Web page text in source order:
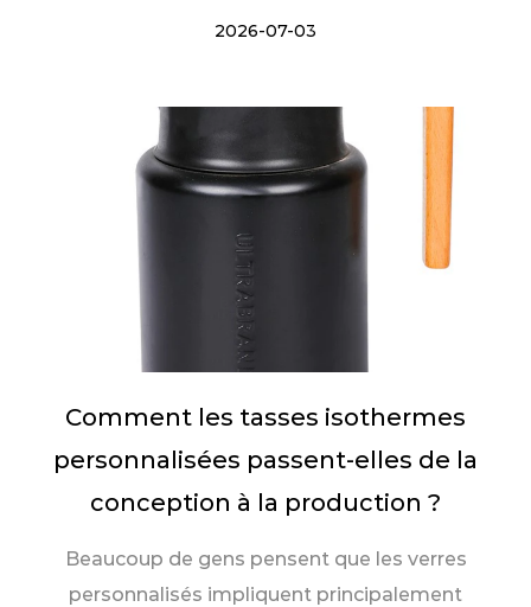
2026-07-03
Comment les tasses isothermes
personnalisées passent-elles de la
conception à la production ?
Beaucoup de gens pensent que les verres
personnalisés impliquent principalement